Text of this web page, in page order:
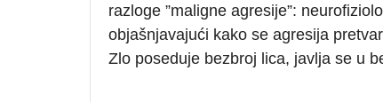
razloge ”maligne agresije”:
objašnjavajući kako se agresija
Zlo poseduje bezbroj lica, javlja se u